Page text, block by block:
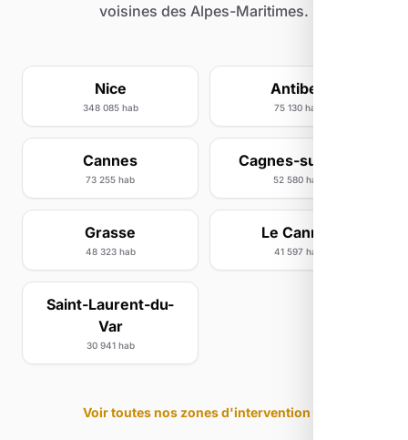
voisines des Alpes-Maritimes.
Nice
348 085 hab
Antibes
75 130 hab
Cannes
73 255 hab
Cagnes-sur-Mer
52 580 hab
Grasse
48 323 hab
Le Cannet
41 597 hab
Saint-Laurent-du-
Var
30 941 hab
Voir toutes nos zones d'intervention